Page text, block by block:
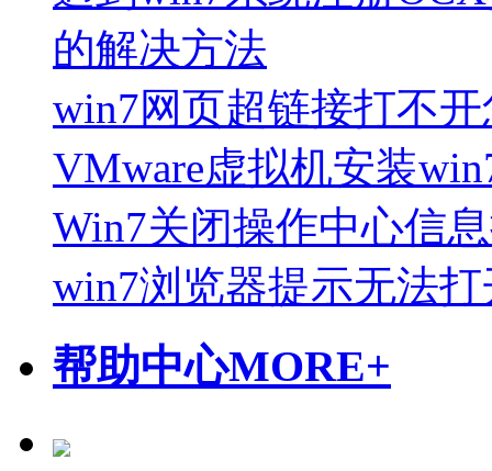
的解决方法
win7网页超链接打不
VMware虚拟机安装
Win7关闭操作中心信
win7浏览器提示无法
帮助中心MORE+